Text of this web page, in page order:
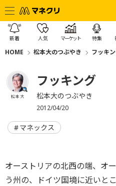
新着 人気 マーケット 特集
HOME 松本大のつぶやき フッキ
松本 大
フッキング
松本大のつぶやき
2012/04/20
マネックス
オーストリアの北西の端、オ
う州の、ドイツ国境に近いと